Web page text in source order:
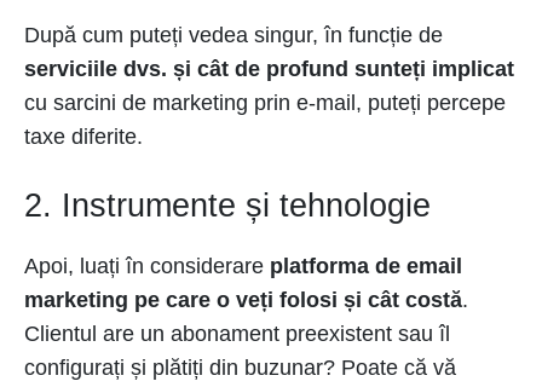
După cum puteți vedea singur, în funcție de
serviciile dvs. și cât de profund sunteți implicat
cu sarcini de marketing prin e-mail, puteți percepe
taxe diferite.
2. Instrumente și tehnologie
Apoi, luați în considerare platforma de email
marketing pe care o veți folosi și cât costă.
Clientul are un abonament preexistent sau îl
configurați și plătiți din buzunar? Poate că vă